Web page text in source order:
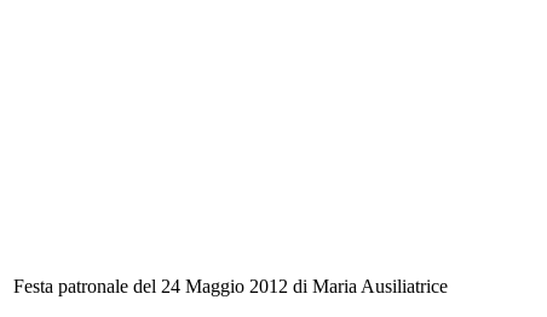
Festa patronale del 24 Maggio 2012 di Maria Ausiliatrice